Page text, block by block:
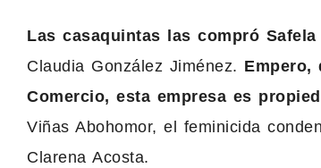
Las casaquintas las compró Safela
Claudia González Jiménez. Empero,
Comercio, esta empresa es
Viñas Abohomor, el feminicida
Clarena Acosta.